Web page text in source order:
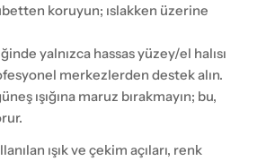
koruyun; ıslakken üzerine
yalnızca hassas yüzey/el halısı
merkezlerden destek alın.
ışığına maruz bırakmayın; bu,
ışık ve çekim açıları, renk